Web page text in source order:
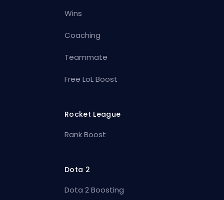
Wins
Coaching
Teammate
Free LoL Boost
Rocket League
Rank Boost
Dota 2
Dota 2 Boosting